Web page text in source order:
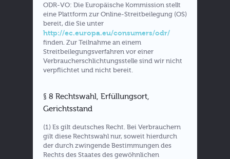
ODR-VO: Die Europäische Kommission stellt
eine Plattform zur Online-Streitbeilegung (OS)
bereit, die Sie unter
http://ec.europa.eu/consumers/odr/
finden. Zur Teilnahme an einem
Streitbeilegungsverfahren vor einer
Verbraucherschlichtungsstelle sind wir nicht
verpflichtet und nicht bereit.
§ 8 Rechtswahl, Erfüllungsort,
Gerichtsstand
(1) Es gilt deutsches Recht. Bei Verbrauchern
gilt diese Rechtswahl nur, soweit hierdurch
der durch zwingende Bestimmungen des
Rechts des Staates des gewöhnlichen